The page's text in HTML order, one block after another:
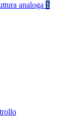
analoga 1